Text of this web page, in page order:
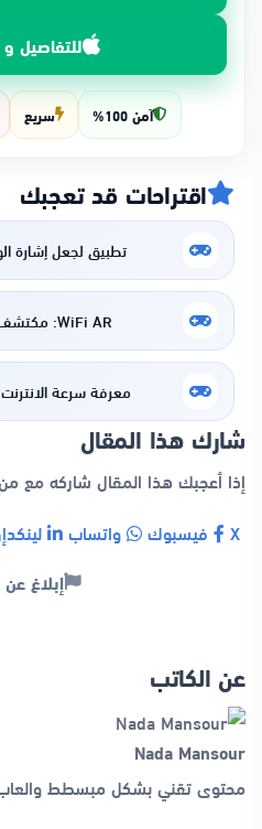
للتفاصيل
آمن 100% سريع
اقتراحات قد تعجبك
تطبيق لجعل إشارة
WiFi AR: مكتشف شبكات الواي فاي
معرفة سرعة
شارك هذا المقال
إذا أعجبك هذا المقال شاركه مع
فيسبوك واتساب
إبلاغ
عن الكاتب
Nada Mansour
محتوى تقني بشكل مبسطط